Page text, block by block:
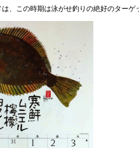
、この時期は泳がせ釣りの絶好のターゲ